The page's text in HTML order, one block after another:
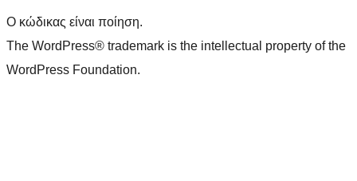
Ο κώδικας είναι ποίηση.
The WordPress® trademark is the intellectual property of the
WordPress Foundation.